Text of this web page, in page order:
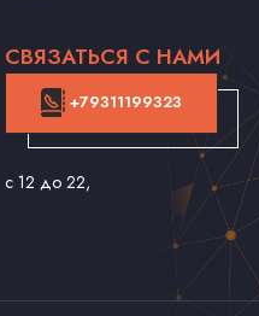
СВЯЗАТЬСЯ С НАМИ
+79311199323
с 12 до 22,